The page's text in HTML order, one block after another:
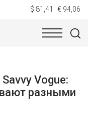
$ 81,41 € 94,06
Vogue:
разными